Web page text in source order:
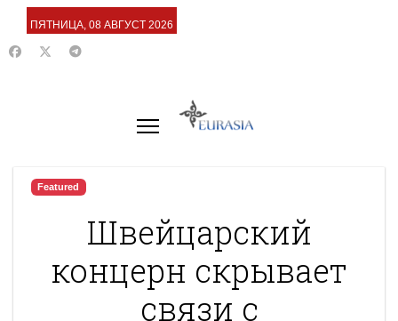
ПЯТНИЦА, 08 АВГУСТ 2026
Featured
Швейцарский
концерн скрывает
связи с